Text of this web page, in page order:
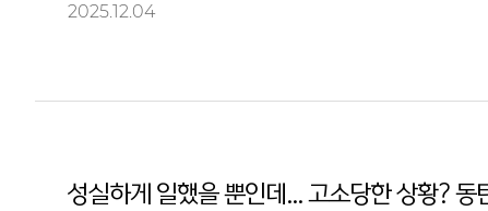
2025.12.04
성실하게 일했을 뿐인데... 고소당한 상황? 동